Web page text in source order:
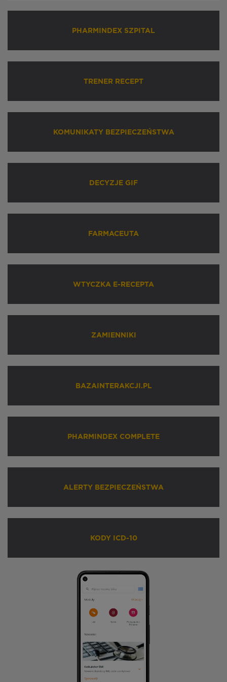
PHARMINDEX SZPITAL
TRENER RECEPT
KOMUNIKATY BEZPIECZEŃSTWA
DECYZJE GIF
FARMACEUTA
WTYCZKA E-RECEPTA
ZAMIENNIKI
BAZAINTERAKCJI.PL
PHARMINDEX COMPLETE
ALERTY BEZPIECZEŃSTWA
KODY ICD-10